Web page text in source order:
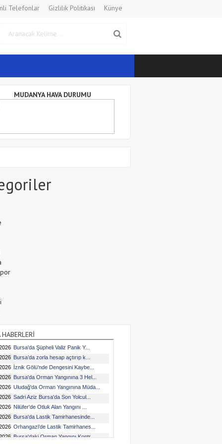
Telefonlar Gizlilik Politikası Künye
MUDANYA HAVA DURUMU